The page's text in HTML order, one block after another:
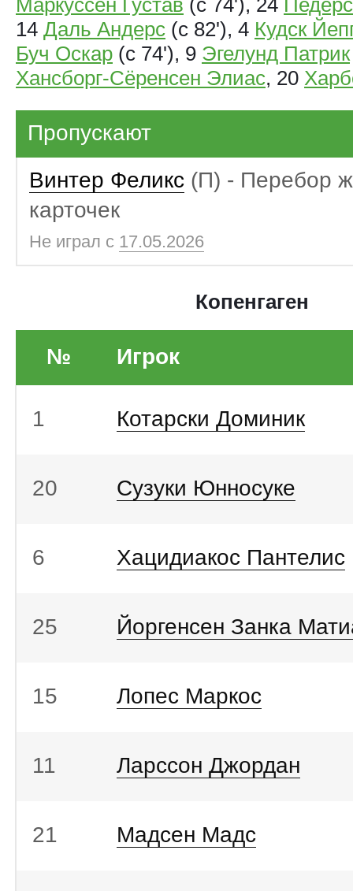
Маркуссен Густав (с 74'), 24
14 Даль Андерс (с 82'), 4 Кудск
Буч Оскар (с 74'), 9 Эгелунд Патрик
Хансборг-Сёренсен Элиас, 20
Пропускают
Винтер Феликс (П) - Перебор
карточек
Не играл с 17.05.2026
Копенгаген
№ Игрок
1 Котарски Доминик
20 Сузуки Юнносуке
6 Хацидиакос Пантелис
25 Йоргенсен Занка
15 Лопес Маркос
11 Ларссон Джордан
21 Мадсен Мадс